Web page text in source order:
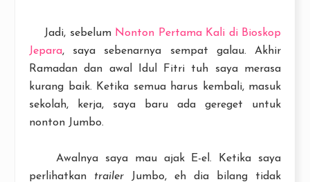
Jadi, sebelum Nonton Pertama Kali di Bioskop
Jepara, saya sebenarnya sempat galau. Akhir
Ramadan dan awal Idul Fitri tuh saya merasa
kurang baik. Ketika semua harus kembali, masuk
sekolah, kerja, saya baru ada gereget untuk
nonton Jumbo.
Awalnya saya mau ajak E-el. Ketika saya
perlihatkan trailer Jumbo, eh dia bilang tidak